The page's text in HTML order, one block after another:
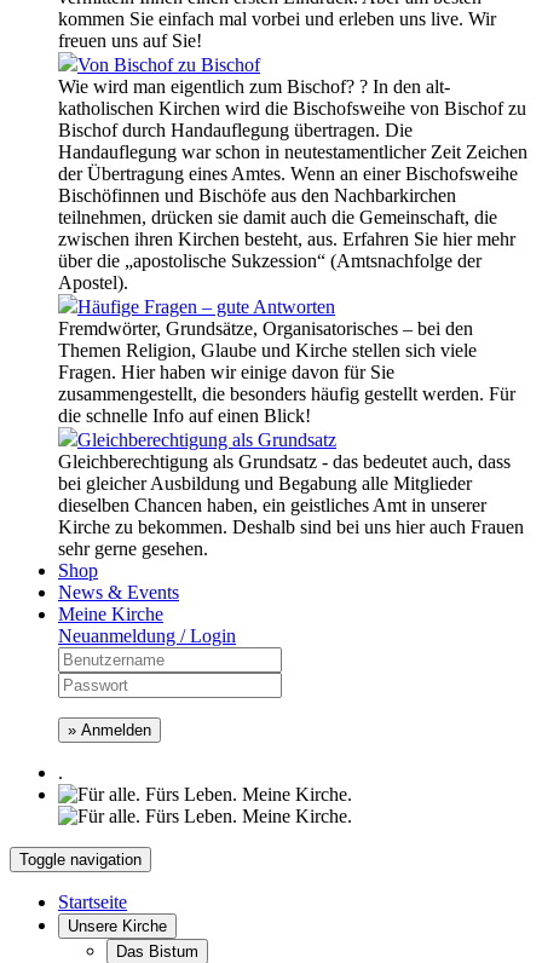
kommen Sie einfach mal vorbei und erleben uns live. Wir
freuen uns auf Sie!
Von Bischof zu Bischof
Wie wird man eigentlich zum Bischof? ? In den alt-
katholischen Kirchen wird die Bischofsweihe von Bischof zu
Bischof durch Handauflegung übertragen. Die
Handauflegung war schon in neutestamentlicher Zeit Zeichen
der Übertragung eines Amtes. Wenn an einer Bischofsweihe
Bischöfinnen und Bischöfe aus den Nachbarkirchen
teilnehmen, drücken sie damit auch die Gemeinschaft, die
zwischen ihren Kirchen besteht, aus. Erfahren Sie hier mehr
über die „apostolische Sukzession“ (Amtsnachfolge der
Apostel).
Häufige Fragen – gute Antworten
Fremdwörter, Grundsätze, Organisatorisches – bei den
Themen Religion, Glaube und Kirche stellen sich viele
Fragen. Hier haben wir einige davon für Sie
zusammengestellt, die besonders häufig gestellt werden. Für
die schnelle Info auf einen Blick!
Gleichberechtigung als Grundsatz
Gleichberechtigung als Grundsatz - das bedeutet auch, dass
bei gleicher Ausbildung und Begabung alle Mitglieder
dieselben Chancen haben, ein geistliches Amt in unserer
Kirche zu bekommen. Deshalb sind bei uns hier auch Frauen
sehr gerne gesehen.
Shop
News & Events
Meine Kirche
Neuanmeldung / Login
» Anmelden
.
Toggle navigation
Startseite
Unsere Kirche
Das Bistum